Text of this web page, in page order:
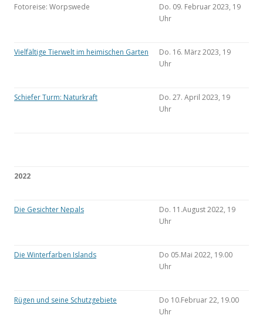
Fotoreise: Worpswede
Do. 09. Februar 2023, 19
Uhr
Vielfältige Tierwelt im heimischen Garten
Do. 16. März 2023, 19
Uhr
Schiefer Turm: Naturkraft
Do. 27. April 2023, 19
Uhr
2022
Die Gesichter Nepals
Do. 11.August 2022, 19
Uhr
Die Winterfarben Islands
Do 05.Mai 2022, 19.00
Uhr
Rügen und seine Schutzgebiete
Do 10.Februar 22, 19.00
Uhr